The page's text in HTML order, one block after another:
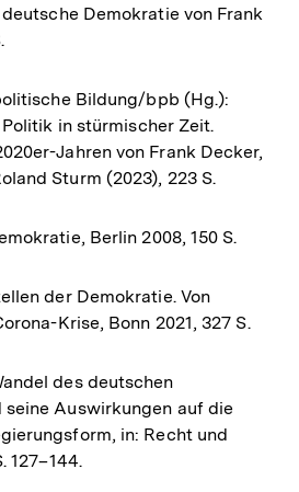
Demokratie von Frank
Bildung/bpb (Hg.):
in stürmischer Zeit.
Jahren von Frank Decker,
Sturm (2023), 223 S.
Berlin 2008, 150 S.
der Demokratie. Von
Krise, Bonn 2021, 327 S.
des deutschen
seine Auswirkungen auf die
in: Recht und
127–144.